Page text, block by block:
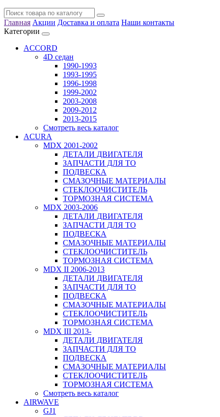
Главная Акции Доставка и оплата Наши контакты
Категории
ACCORD
4D седан
1990-1993
1993-1995
1996-1998
1999-2002
2003-2008
2009-2012
2013-2015
Смотреть весь каталог
ACURA
MDX 2001-2002
ДЕТАЛИ ДВИГАТЕЛЯ
ЗАПЧАСТИ ДЛЯ ТО
ПОДВЕСКА
СМАЗОЧНЫЕ МАТЕРИАЛЫ
СТЕКЛООЧИСТИТЕЛЬ
ТОРМОЗНАЯ СИСТЕМА
MDX 2003-2006
ДЕТАЛИ ДВИГАТЕЛЯ
ЗАПЧАСТИ ДЛЯ ТО
ПОДВЕСКА
СМАЗОЧНЫЕ МАТЕРИАЛЫ
СТЕКЛООЧИСТИТЕЛЬ
ТОРМОЗНАЯ СИСТЕМА
MDX II 2006-2013
ДЕТАЛИ ДВИГАТЕЛЯ
ЗАПЧАСТИ ДЛЯ ТО
ПОДВЕСКА
СМАЗОЧНЫЕ МАТЕРИАЛЫ
СТЕКЛООЧИСТИТЕЛЬ
ТОРМОЗНАЯ СИСТЕМА
MDX III 2013-
ДЕТАЛИ ДВИГАТЕЛЯ
ЗАПЧАСТИ ДЛЯ ТО
ПОДВЕСКА
СМАЗОЧНЫЕ МАТЕРИАЛЫ
СТЕКЛООЧИСТИТЕЛЬ
ТОРМОЗНАЯ СИСТЕМА
Смотреть весь каталог
AIRWAVE
GJ1